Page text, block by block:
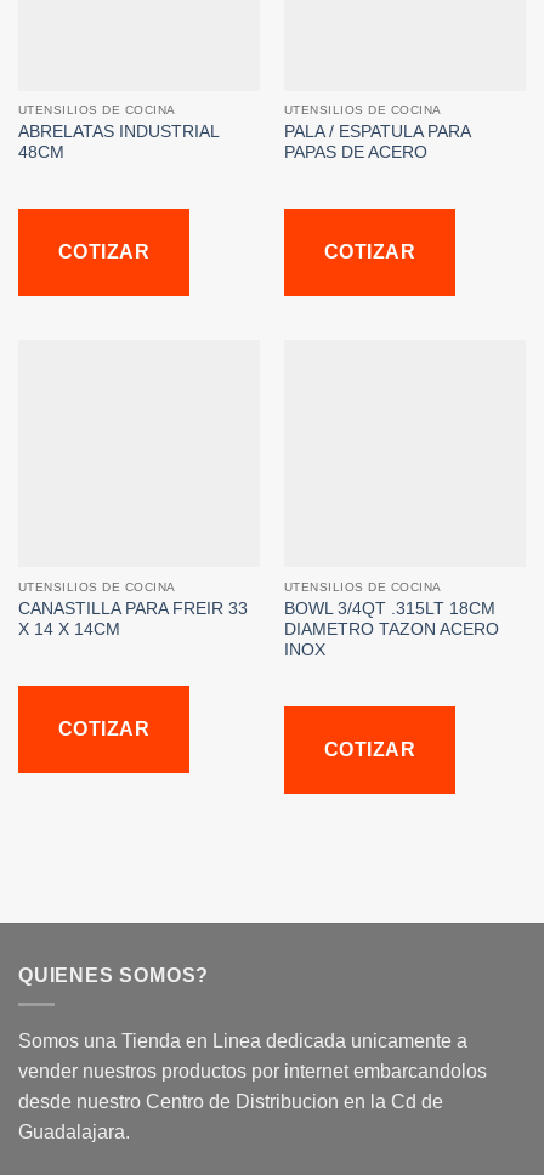
UTENSILIOS DE COCINA
ABRELATAS INDUSTRIAL
48CM
COTIZAR
UTENSILIOS DE COCINA
PALA / ESPATULA PARA
PAPAS DE ACERO
COTIZAR
UTENSILIOS DE COCINA
CANASTILLA PARA FREIR 33
X 14 X 14CM
COTIZAR
UTENSILIOS DE COCINA
BOWL 3/4QT .315LT 18CM
DIAMETRO TAZON ACERO
INOX
COTIZAR
QUIENES SOMOS?
Somos una Tienda en Linea dedicada unicamente a
vender nuestros productos por internet embarcandolos
desde nuestro Centro de Distribucion en la Cd de
Guadalajara.